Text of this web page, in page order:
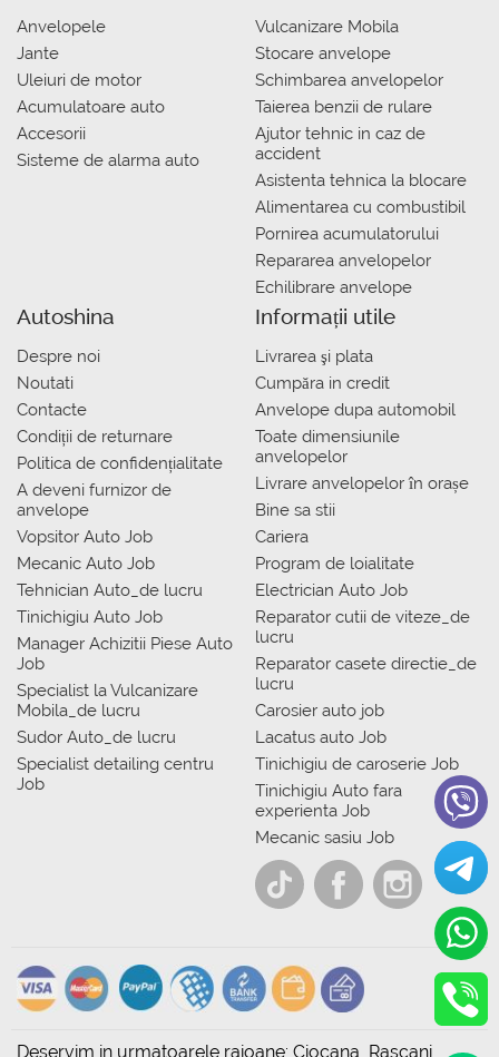
Anvelopele
Jante
Uleiuri de motor
Acumulatoare auto
Accesorii
Sisteme de alarma auto
Vulcanizare Mobila
Stocare anvelope
Schimbarea anvelopelor
Taierea benzii de rulare
Ajutor tehnic in caz de
accident
Asistenta tehnica la blocare
Alimentarea cu combustibil
Pornirea acumulatorului
Repararea anvelopelor
Echilibrare anvelope
Autoshina
Despre noi
Noutati
Contacte
Condiții de returnare
Politica de confidențialitate
A deveni furnizor de
anvelope
Vopsitor Auto Job
Mecanic Auto Job
Tehnician Auto_de lucru
Tinichigiu Auto Job
Manager Achizitii Piese Auto
Job
Specialist la Vulcanizare
Mobila_de lucru
Sudor Auto_de lucru
Specialist detailing centru
Job
Informații utile
Livrarea şi plata
Сumpăra in credit
Anvelope dupa automobil
Toate dimensiunile
anvelopelor
Livrare anvelopelor în orașe
Bine sa stii
Cariera
Program de loialitate
Electrician Auto Job
Reparator cutii de viteze_de
lucru
Reparator casete directie_de
lucru
Carosier auto job
Lacatus auto Job
Tinichigiu de caroserie Job
Tinichigiu Auto fara
experienta Job
Mecanic sasiu Job
Deservim in urmatoarele raioane: Ciocana, Rascani,